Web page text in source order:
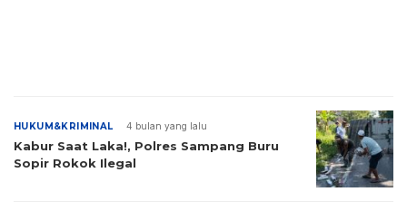
HUKUM&KRIMINAL 4 bulan yang lalu
Kabur Saat Laka!, Polres Sampang Buru
Sopir Rokok Ilegal